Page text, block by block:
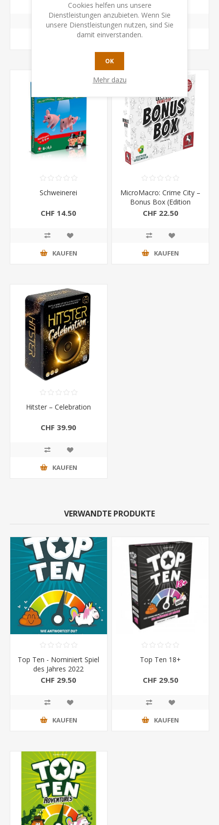
Schweinerei
CHF 14.50
KAUFEN
MicroMacro: Crime City –
Bonus Box (Edition
Spielwiese)
CHF 22.50
KAUFEN
Hitster – Celebration
CHF 39.90
KAUFEN
VERWANDTE PRODUKTE
Top Ten - Nominiert Spiel
des Jahres 2022
CHF 29.50
KAUFEN
Top Ten 18+
CHF 29.50
KAUFEN
Cookies helfen uns unsere
Dienstleistungen anzubieten. Wenn Sie
unsere Dienstleistungen nutzen, sind Sie
damit einverstanden.
OK
Mehr dazu